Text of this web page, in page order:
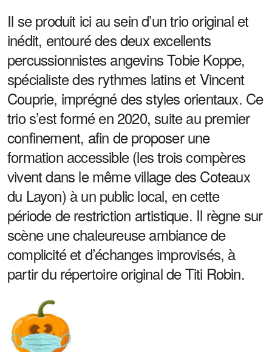
Il se produit ici au sein d’un trio original et
inédit, entouré des deux excellents
percussionnistes angevins Tobie Koppe,
spécialiste des rythmes latins et Vincent
Couprie, imprégné des styles orientaux. Ce
trio s’est formé en 2020, suite au premier
confinement, afin de proposer une
formation accessible (les trois compères
vivent dans le même village des Coteaux
du Layon) à un public local, en cette
période de restriction artistique. Il règne sur
scène une chaleureuse ambiance de
complicité et d’échanges improvisés, à
partir du répertoire original de Titi Robin.